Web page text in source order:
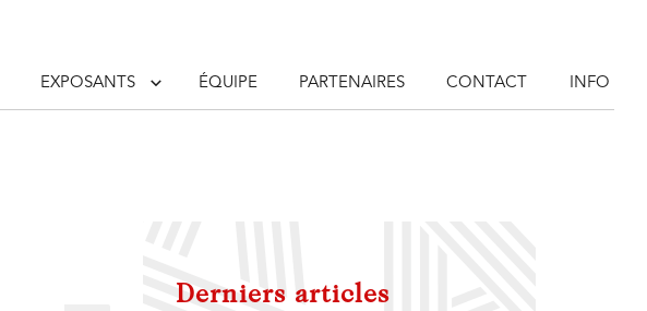
EXPOSANTS ÉQUIPE PARTENAIRES CONTACT INFO
Derniers articles